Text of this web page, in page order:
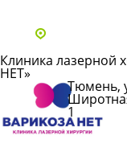
Клиника лазерной
НЕТ»
Тюмень,
1